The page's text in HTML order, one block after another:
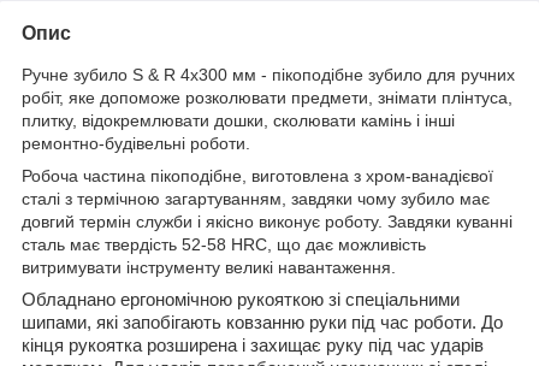
Опис
Ручне зубило S & R 4х300 мм - пікоподібне зубило для ручних
робіт, яке допоможе розколювати предмети, знімати плінтуса,
плитку, відокремлювати дошки, сколювати камінь і інші
ремонтно-будівельні роботи.
Робоча частина пікоподібне, виготовлена з хром-ванадієвої
сталі з термічною загартуванням, завдяки чому зубило має
довгий термін служби і якісно виконує роботу. Завдяки куванні
сталь має твердість 52-58 HRC, що дає можливість
витримувати інструменту великі навантаження.
Обладнано ергономічною рукояткою зі спеціальними
шипами, які запобігають ковзанню руки під час роботи. До
кінця рукоятка розширена і захищає руку під час ударів